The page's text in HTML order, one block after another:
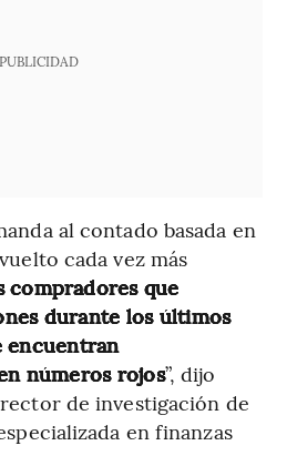
PUBLICIDAD
al contado basada en
cada vez más
compradores que
durante los últimos
encuentran
números rojos”, dijo
de investigación de
en finanzas